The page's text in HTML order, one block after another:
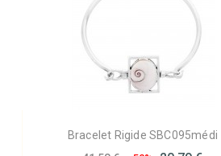
Bracelet Rigide SBC095médi